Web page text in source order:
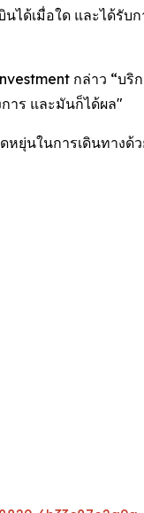
ได้เมื่อใด และได้รับ
กล่าว “บริ
าร และมันก็ได้ผล"
ยุ่นในการเดินทางด้ว